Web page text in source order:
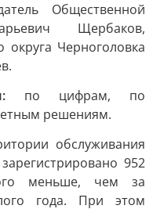
Общественной
Щербаков,
округа Черноголовка
по цифрам, по
решениям.
обслуживания
952
меньше, чем за
года. При этом